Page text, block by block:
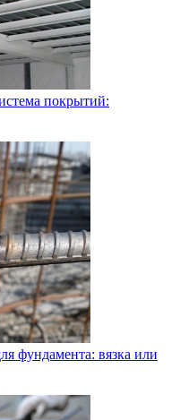
покрытий:
фундамента: вязка или